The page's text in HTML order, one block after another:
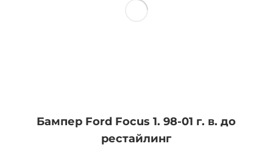
Бампер Ford Focus 1. 98-01 г. в. до
рестайлинг